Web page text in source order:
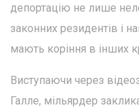
депортацію не лише
законних резидентів і
мають коріння в інших
Виступаючи через
Галле, мільярдер